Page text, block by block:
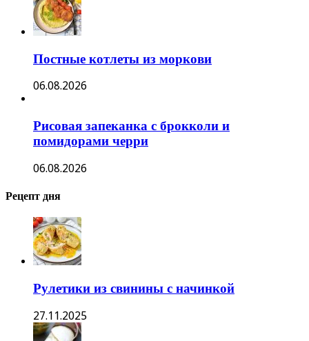
Постные котлеты из моркови
06.08.2026
Рисовая запеканка с брокколи и
помидорами черри
06.08.2026
Рецепт дня
Рулетики из свинины с начинкой
27.11.2025